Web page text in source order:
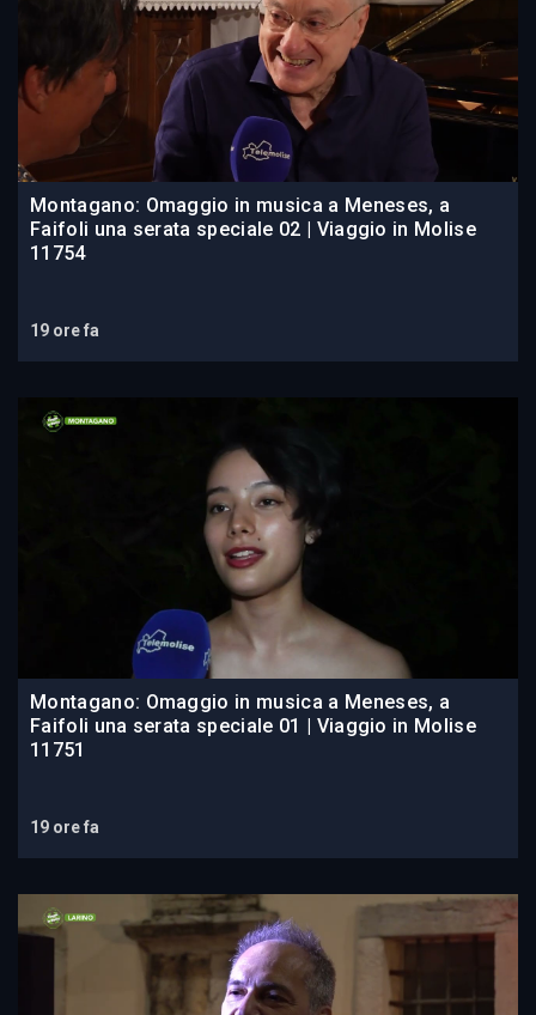
Montagano: Omaggio in musica a Meneses, a
Faifoli una serata speciale 02 | Viaggio in Molise
11754
19 ore fa
Montagano: Omaggio in musica a Meneses, a
Faifoli una serata speciale 01 | Viaggio in Molise
11751
19 ore fa